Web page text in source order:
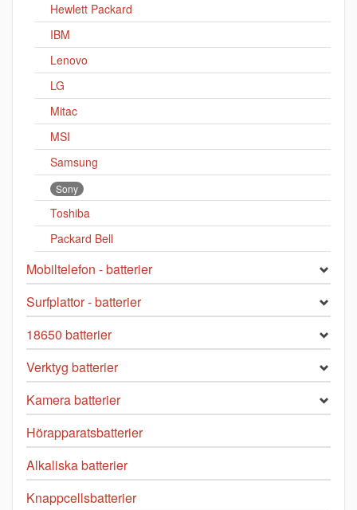
Hewlett Packard
IBM
Lenovo
LG
Mitac
MSI
Samsung
Sony
Toshiba
Packard Bell
Mobiltelefon - batterier
Surfplattor - batterier
18650 batterier
Verktyg batterier
Kamera batterier
Hörapparatsbatterier
Alkaliska batterier
Knappcellsbatterier